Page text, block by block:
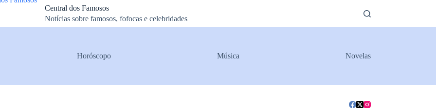
Central dos Famosos
Notícias sobre famosos, fofocas e celebridades
Horóscopo Música Novelas